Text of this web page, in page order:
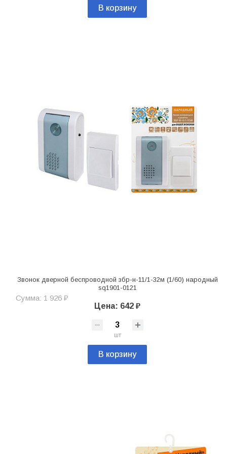
В корзину
Звонок дверной беспроводной збр-н-11/1-32м (1/60) народный
sq1901-0121
Сумма: 1 926 ₽
Цена: 642 ₽
шт
В корзину